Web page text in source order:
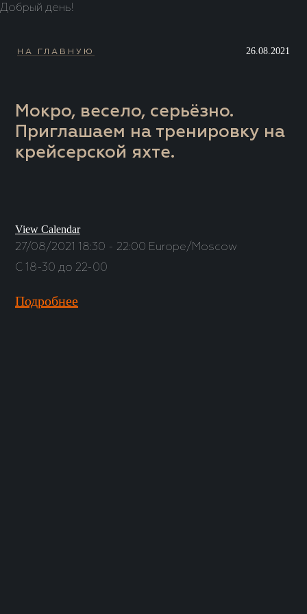
Добрый день!
НА ГЛАВНУЮ 26.08.2021
Мокро, весело, серьёзно.
Приглашаем на тренировку на
крейсерской яхте.
View Calendar
27/08/2021 18:30 - 22:00 Europe/Moscow
С 18-30 до 22-00
Подробнее